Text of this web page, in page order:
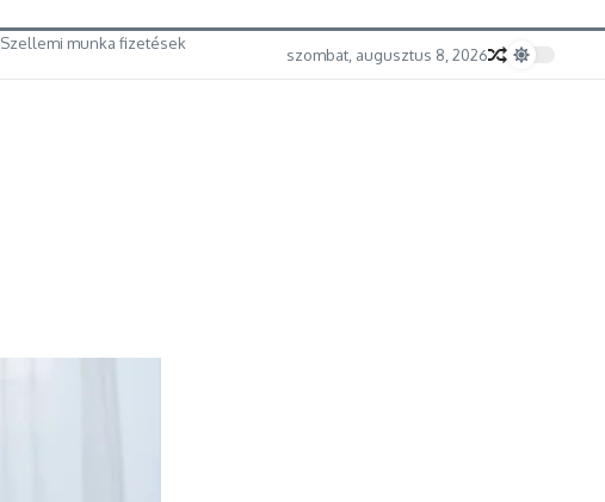
Szellemi munka fizetések
szombat, augusztus 8, 2026